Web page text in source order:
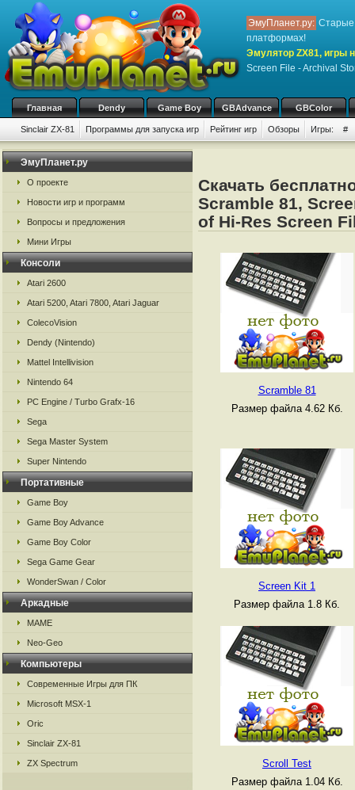
ЭмуПланет.ру: Старые
платформах!
Эмулятор ZX81, игры
Screen File - Archival
Главная Dendy Game Boy GBAdvance GBColor
Sinclair ZX-81 Программы для запуска игр Рейтинг игр Обзоры Игры: #
ЭмуПланет.ру
О проекте
Новости игр и программ
Вопросы и предложения
Мини Игры
Консоли
Atari 2600
Atari 5200, Atari 7800, Atari Jaguar
ColecoVision
Dendy (Nintendo)
Mattel Intellivision
Nintendo 64
PC Engine / Turbo Grafx-16
Sega
Sega Master System
Super Nintendo
Портативные
Game Boy
Game Boy Advance
Game Boy Color
Sega Game Gear
WonderSwan / Color
Аркадные
MAME
Neo-Geo
Компьютеры
Современные Игры для ПК
Microsoft MSX-1
Oric
Sinclair ZX-81
ZX Spectrum
Скачать
Scramble 81,
of Hi-Res Screen
Scramble 81
Размер файла 4.62 Кб.
Screen Kit 1
Размер файла 1.8 Кб.
Scroll Test
Размер файла 1.04 Кб.